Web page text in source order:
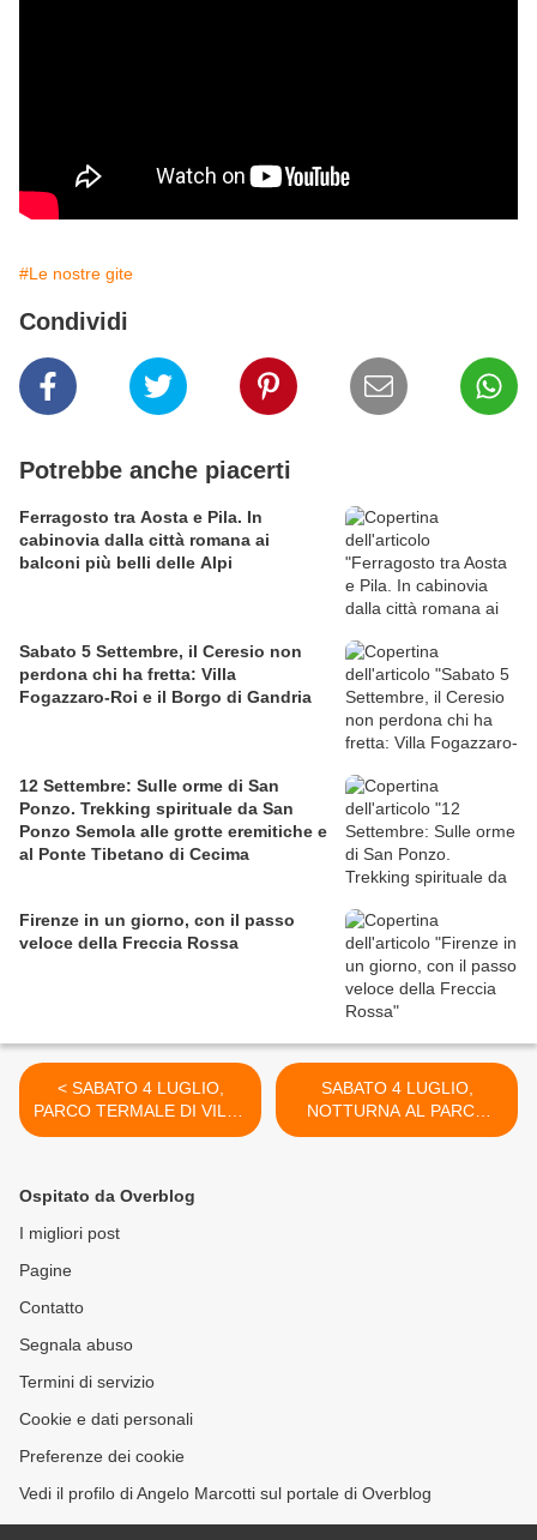
#Le nostre gite
Condividi
Potrebbe anche piacerti
Ferragosto tra Aosta e Pila. In
cabinovia dalla città romana ai
balconi più belli delle Alpi
Sabato 5 Settembre, il Ceresio non
perdona chi ha fretta: Villa
Fogazzaro-Roi e il Borgo di Gandria
12 Settembre: Sulle orme di San
Ponzo. Trekking spirituale da San
Ponzo Semola alle grotte eremitiche e
al Ponte Tibetano di Cecima
Firenze in un giorno, con il passo
veloce della Freccia Rossa
< SABATO 4 LUGLIO,
PARCO TERMALE DI VILLA
DEI CEDRI. VIDEO.
SABATO 4 LUGLIO,
NOTTURNA AL PARCO
TERMALE DI VILLA DEI
Ospitato da Overblog
I migliori post
Pagine
Contatto
Segnala abuso
Termini di servizio
Cookie e dati personali
Preferenze dei cookie
Vedi il profilo di Angelo Marcotti sul portale di Overblog